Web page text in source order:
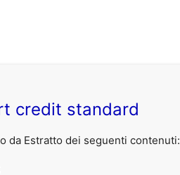
credit standard
da Estratto dei seguenti contenuti: